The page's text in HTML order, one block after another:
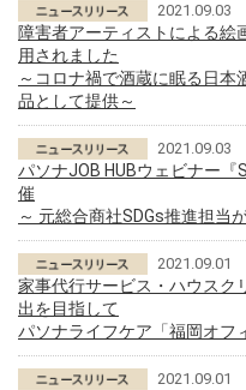
2021.09.03
障害者アーティストによる絵
用されました
～コロナ禍で酒蔵に眠る日
品として提供～
2021.09.03
パソナJOB HUBウェビナー
催
～ 元総合商社SDGs推進担当
2021.09.01
家事代行サービス・ハウスク
出を目指して
パソナライフケア「福岡オフ
2021.09.01